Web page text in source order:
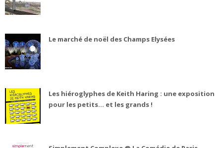
Le marché de noël des Champs Elysées
Les hiéroglyphes de Keith Haring : une exposition
pour les petits... et les grands !